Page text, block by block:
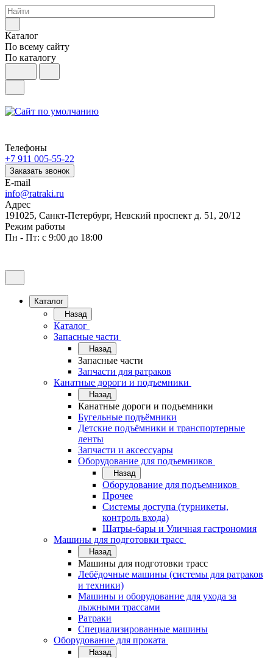
Каталог
По всему сайту
По каталогу
Телефоны
+7 911 005-55-22
Заказать звонок
E-mail
info@ratraki.ru
Адрес
191025, Санкт-Петербург, Невский проспект д. 51, 20/12
Режим работы
Пн - Пт: с 9:00 до 18:00
Каталог
Назад
Каталог
Запасные части
Назад
Запасные части
Запчасти для ратраков
Канатные дороги и подъемники
Назад
Канатные дороги и подъемники
Бугельные подъёмники
Детские подъёмники и транспортерные
ленты
Запчасти и аксессуары
Оборудование для подъемников
Назад
Оборудование для подъемников
Прочее
Системы доступа (турникеты,
контроль входа)
Шатры-бары и Уличная гастрономия
Машины для подготовки трасс
Назад
Машины для подготовки трасс
Лебёдочные машины (системы для ратраков
и техники)
Машины и оборудование для ухода за
лыжными трассами
Ратраки
Специализированные машины
Оборудование для проката
Назад